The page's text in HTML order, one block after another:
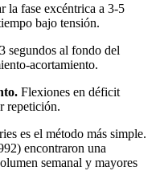
la fase excéntrica a 3-5
bajo tensión.
segundos al fondo del
acortamiento.
Flexiones en déficit
repetición.
es el método más simple.
encontraron una
semanal y mayores